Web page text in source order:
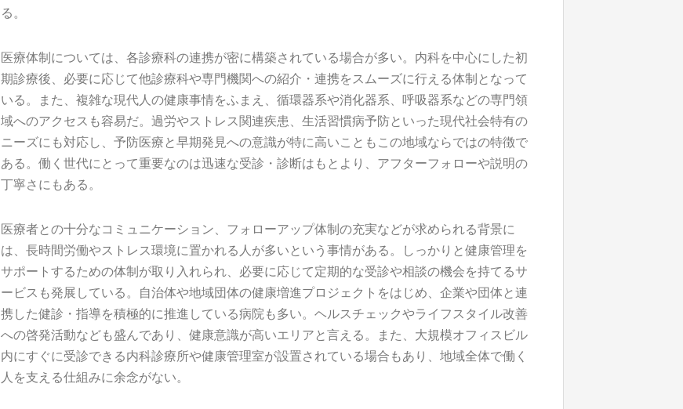
る。
医療体制については、各診療科の連携が密に構築されている場合が多い。内科を中心にした初
期診療後、必要に応じて他診療科や専門機関への紹介・連携をスムーズに行える体制となって
いる。また、複雑な現代人の健康事情をふまえ、循環器系や消化器系、呼吸器系などの専門領
域へのアクセスも容易だ。過労やストレス関連疾患、生活習慣病予防といった現代社会特有の
ニーズにも対応し、予防医療と早期発見への意識が特に高いこともこの地域ならではの特徴で
ある。働く世代にとって重要なのは迅速な受診・診断はもとより、アフターフォローや説明の
丁寧さにもある。
医療者との十分なコミュニケーション、フォローアップ体制の充実などが求められる背景に
は、長時間労働やストレス環境に置かれる人が多いという事情がある。しっかりと健康管理を
サポートするための体制が取り入れられ、必要に応じて定期的な受診や相談の機会を持てるサ
ービスも発展している。自治体や地域団体の健康増進プロジェクトをはじめ、企業や団体と連
携した健診・指導を積極的に推進している病院も多い。ヘルスチェックやライフスタイル改善
への啓発活動なども盛んであり、健康意識が高いエリアと言える。また、大規模オフィスビル
内にすぐに受診できる内科診療所や健康管理室が設置されている場合もあり、地域全体で働く
人を支える仕組みに余念がない。